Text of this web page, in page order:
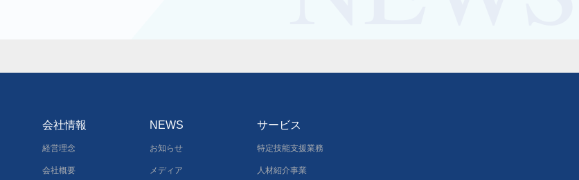
会社情報
経営理念
会社概要
NEWS
お知らせ
メディア
サービス
特定技能支援業務
人材紹介事業